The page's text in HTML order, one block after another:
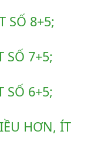
SỐ 8+5;
SỐ 7+5;
SỐ 6+5;
HƠN, ÍT